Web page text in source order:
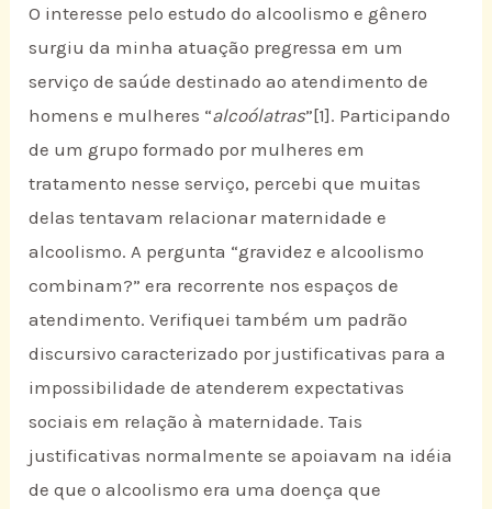
O interesse pelo estudo do alcoolismo e gênero
surgiu da minha atuação pregressa em um
serviço de saúde destinado ao atendimento de
homens e mulheres “alcoólatras”[1]. Participando
de um grupo formado por mulheres em
tratamento nesse serviço, percebi que muitas
delas tentavam relacionar maternidade e
alcoolismo. A pergunta “gravidez e alcoolismo
combinam?” era recorrente nos espaços de
atendimento. Verifiquei também um padrão
discursivo caracterizado por justificativas para a
impossibilidade de atenderem expectativas
sociais em relação à maternidade. Tais
justificativas normalmente se apoiavam na idéia
de que o alcoolismo era uma doença que